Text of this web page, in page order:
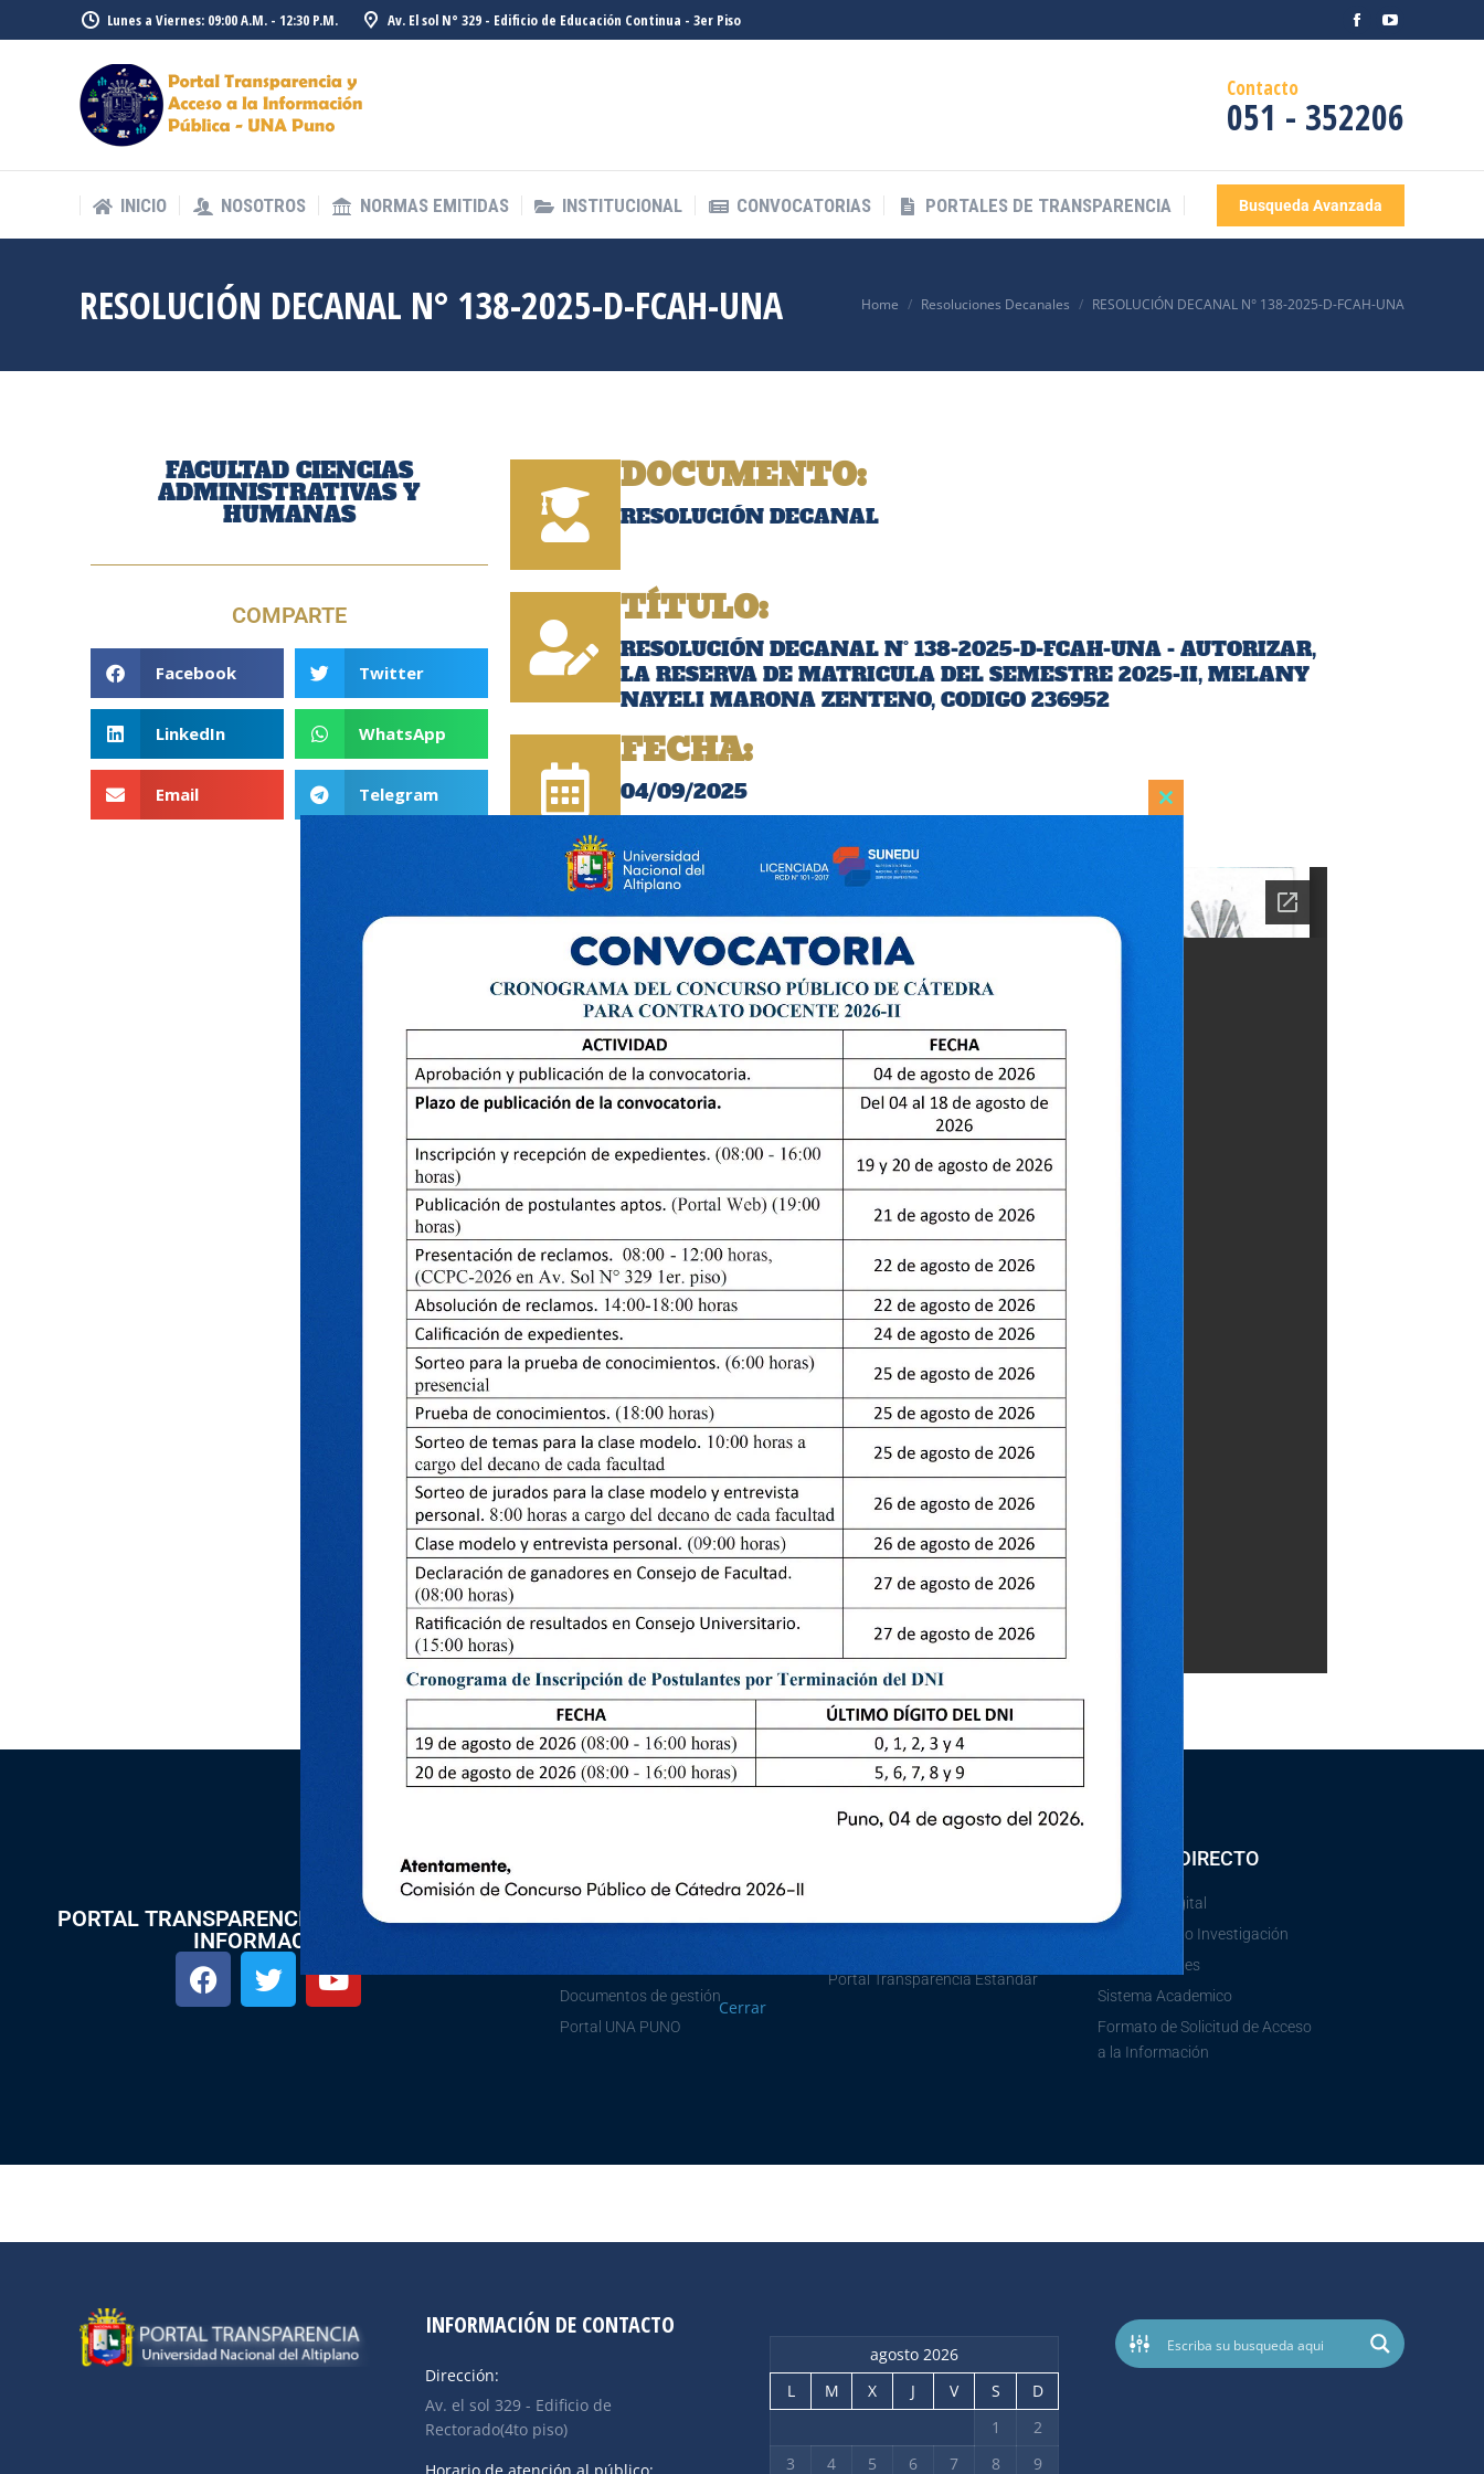
Lunes a Viernes: 09:00 A.M. - 12:30 P.M. Av. El sol N° 329 - Edificio de Educación Continua - 3er Piso
Contacto
051 - 352206
INICIO NOSOTROS NORMAS EMITIDAS INSTITUCIONAL CONVOCATORIAS PORTALES DE TRANSPARENCIA Busqueda Avanzada
RESOLUCIÓN DECANAL N° 138-2025-D-FCAH-UNA You are here:
Home Resoluciones Decanales RESOLUCIÓN DECANAL N° 138-2025-D-FCAH-UNA
FACULTAD CIENCIAS
ADMINISTRATIVAS Y
HUMANAS
COMPARTE
Facebook Twitter
LinkedIn WhatsApp
Email Telegram
DOCUMENTO:
RESOLUCIÓN DECANAL
TÍTULO:
RESOLUCIÓN DECANAL N° 138-2025-D-FCAH-UNA - AUTORIZAR,
LA RESERVA DE MATRICULA DEL SEMESTRE 2025-II, MELANY
NAYELI MARONA ZENTENO, CODIGO 236952
FECHA:
04/09/2025
Descargar
PORTAL TRANSPARENCIA Y ACCESO A LA
INFORMACIÓN
Documentos de gestión
Portal UNA PUNO
Art 11- Transparencia de
Portal Transparencia Estandar
ACCESO DIRECTO
Gobierno Digital
Vicerectorado Investigación
Aulas Virtuales
Sistema Academico
Formato de Solicitud de Acceso
a la Información
INFORMACIÓN DE CONTACTO
Dirección:
Av. el sol 329 - Edificio de
Rectorado(4to piso)
agosto 2026
L
M X J V S
D
1
2
3
4 5 6 7 8 9
Close
Cerrar
INICIO NOSOTROS NORMAS EMITIDAS INSTITUCIONAL CONVOCATORIAS PORTALES DE TRANSPARENCIA